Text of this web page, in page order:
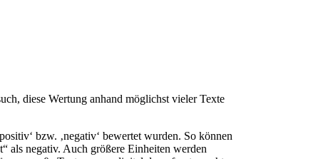
diese Wertung anhand möglichst vieler Texte
bzw. ‚negativ‘ bewertet wurden. So können
als negativ. Auch größere Einheiten werden